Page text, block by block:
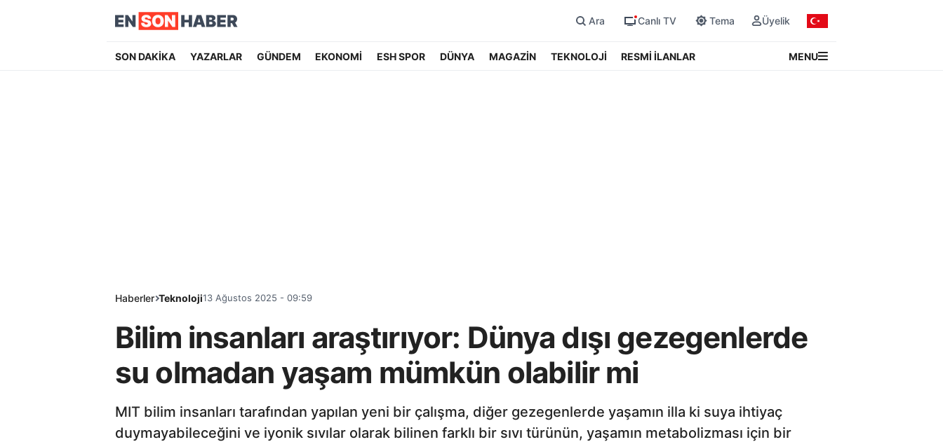
Ara Canlı TV Tema Üyelik
SON DAKİKA YAZARLAR GÜNDEM EKONOMİ ESH SPOR DÜNYA MAGAZİN TEKNOLOJİ RESMİ İLANLAR MENU
Haberler Teknoloji13 Ağustos 2025 - 09:59
Bilim insanları araştırıyor: Dünya dışı gezegenlerde
su olmadan yaşam mümkün olabilir mi
MIT bilim insanları tarafından yapılan yeni bir çalışma, diğer gezegenlerde yaşamın illa ki suya ihtiyaç
duymayabileceğini ve iyonik sıvılar olarak bilinen farklı bir sıvı türünün, yaşamın metabolizması için bir